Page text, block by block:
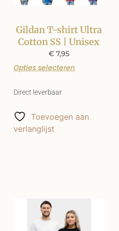
Gildan T-shirt Ultra
Cotton SS | Unisex
€7,95
Opties selecteren
Direct leverbaar
Toevoegen aan
verlanglijst